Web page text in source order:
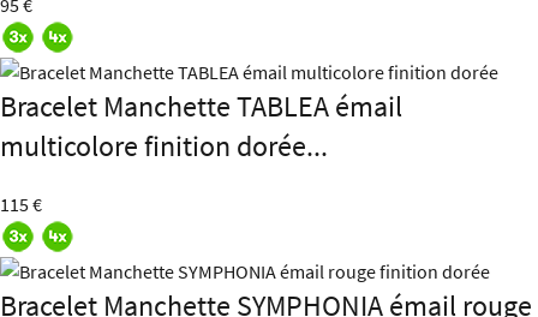
Bracelet Manchette TABLEA émail
multicolore finition dorée...
115 €
Bracelet Manchette SYMPHONIA émail rouge